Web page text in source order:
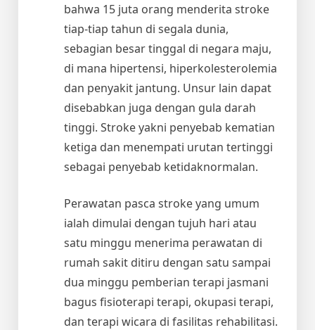
bahwa 15 juta orang menderita stroke
tiap-tiap tahun di segala dunia,
sebagian besar tinggal di negara maju,
di mana hipertensi, hiperkolesterolemia
dan penyakit jantung. Unsur lain dapat
disebabkan juga dengan gula darah
tinggi. Stroke yakni penyebab kematian
ketiga dan menempati urutan tertinggi
sebagai penyebab ketidaknormalan.
Perawatan pasca stroke yang umum
ialah dimulai dengan tujuh hari atau
satu minggu menerima perawatan di
rumah sakit ditiru dengan satu sampai
dua minggu pemberian terapi jasmani
bagus fisioterapi terapi, okupasi terapi,
dan terapi wicara di fasilitas rehabilitasi.